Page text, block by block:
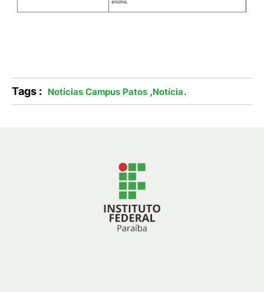
Tags : Notícias Campus Patos ,Notícia.